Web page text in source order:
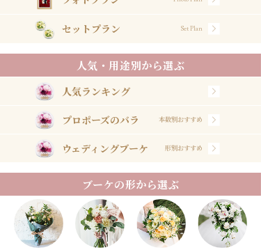
セットプラン Set Plan
人気・用途別から選ぶ
人気ランキング
プロポーズのバラ 本数別おすすめ
ウェディングブーケ 形別おすすめ
ブーケの形から選ぶ